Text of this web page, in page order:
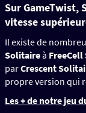
Sur GameTwist,
vitesse
Il existe de
Solitaireà
parCrescent
propre version qui
Les + de notre jeu